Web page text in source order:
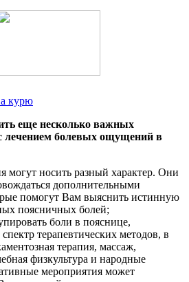
курю
еще несколько важных
лечением болевых ощущений в
могут носить разный характер. Они
дополнительными
помогут Вам выяснить истинную
поясничных болей;
боли в пояснице,
терапевтических методов, в
терапия, массаж,
физкультура и народные
мероприятия может